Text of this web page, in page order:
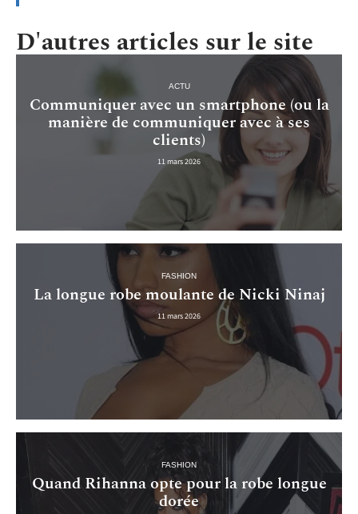
D'autres articles sur le site
ACTU
Communiquer avec un smartphone (ou la
manière de communiquer avec à ses
clients)
11 mars 2026
FASHION
La longue robe moulante de Nicki Ninaj
11 mars 2026
FASHION
Quand Rihanna opte pour la robe longue
dorée